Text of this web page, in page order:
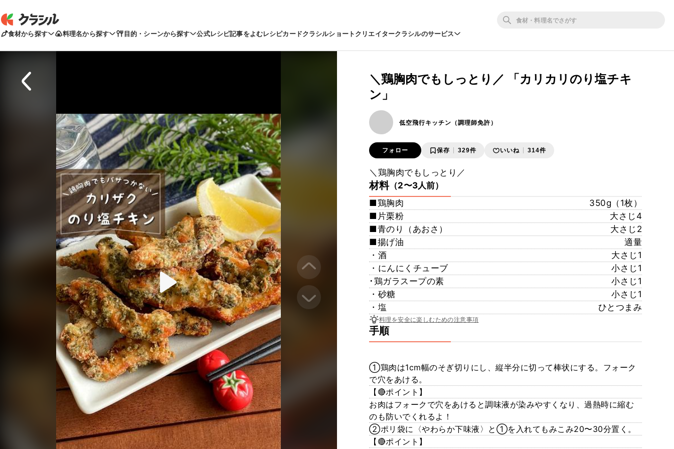
食材から探す 料理名から探す 目的・シーンから探す 公式レシピ記事をよむレシピカードクラシルショートクリエイタークラシルのサービス
＼鶏胸肉でもしっとり／ 「カリカリのり塩チキ
ン」
低空飛行キッチン（調理師免許）
フォロー 保存 329件 いいね 314件
＼鶏胸肉でもしっとり／
材料（2〜3人前）
■鶏胸肉
350g（1枚）
■片栗粉
大さじ4
■青のり（あおさ）
大さじ2
■揚げ油
適量
・酒
大さじ1
・にんにくチューブ
小さじ1
･鶏ガラスープの素
小さじ1
・砂糖
小さじ1
・塩
ひとつまみ
料理を安全に楽しむための注意事項
手順
①鶏肉は1cm幅のそぎ切りにし、縦半分に切って棒状にする。フォーク
で穴をあける。
【🔴ポイント】
お肉はフォークで穴をあけると調味液が染みやすくなり、過熱時に縮む
のも防いでくれるよ！
②ポリ袋に〈やわらか下味液〉と①を入れてもみこみ20〜30分置く。
【🔴ポイント】